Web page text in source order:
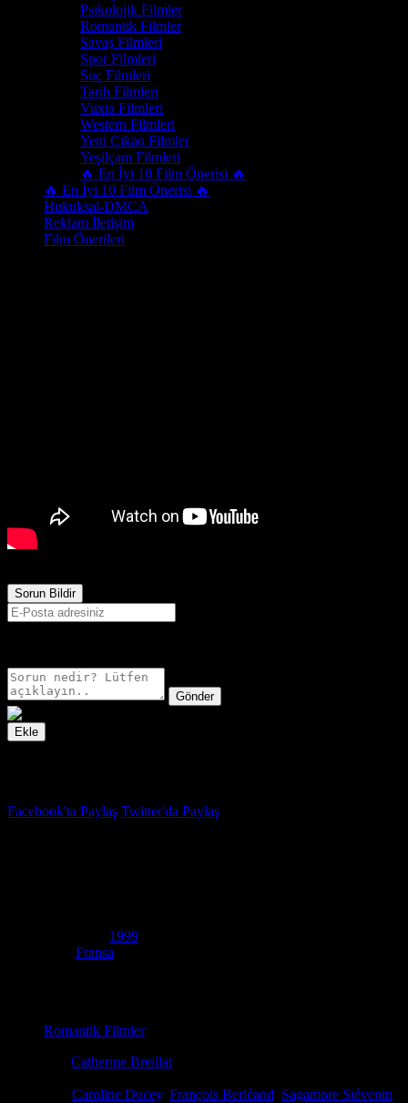
Psikolojik Filmler
Romantik Filmler
Savaş Filmleri
Spor Filmleri
Suç Filmleri
Tarih Filmleri
Vuxia Filmleri
Western Filmleri
Yeni Çıkan Filmler
Yeşilçam Filmleri
🔥 En İyi 10 Film Önerisi 🔥
🔥 En İyi 10 Film Önerisi 🔥
Hukuksal-DMCA
Reklam İletişim
Film Önerileri
Sorun Bildir
Gönder
Ekle
Facebook'ta Paylaş Twitter'da Paylaş
1999
Fransa
Romantik Filmler
Catherine Breillat
Caroline Ducey, François Berléand Sagamore Stévenin